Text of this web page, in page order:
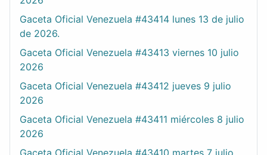
Gaceta Oficial Venezuela #43414 lunes 13 de julio
de 2026.
Gaceta Oficial Venezuela #43413 viernes 10 julio
2026
Gaceta Oficial Venezuela #43412 jueves 9 julio
2026
Gaceta Oficial Venezuela #43411 miércoles 8 julio
2026